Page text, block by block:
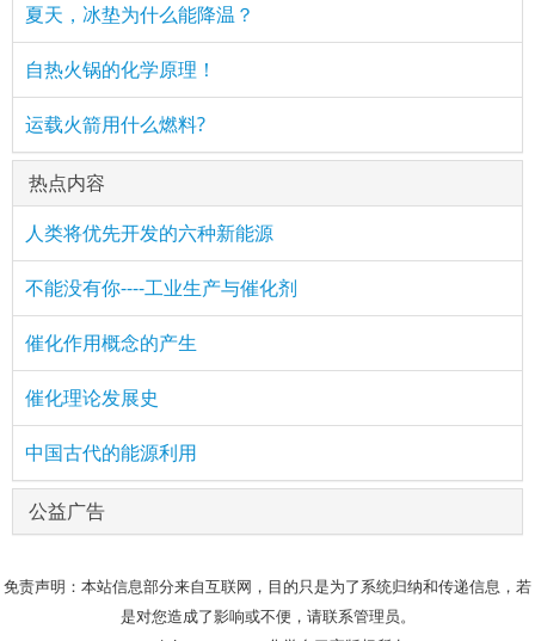
夏天，冰垫为什么能降温？
自热火锅的化学原理！
运载火箭用什么燃料?
热点内容
人类将优先开发的六种新能源
不能没有你----工业生产与催化剂
催化作用概念的产生
催化理论发展史
中国古代的能源利用
公益广告
免责声明：本站信息部分来自互联网，目的只是为了系统归纳和传递信息，若
是对您造成了影响或不便，请联系管理员。